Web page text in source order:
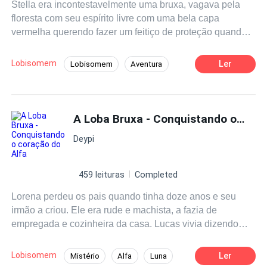
toda libertação vem sem sacrifício.
Stella era incontestavelmente uma bruxa, vagava pela
floresta com seu espírito livre com uma bela capa
vermelha querendo fazer um feitiço de proteção quando
sabia que criaturas diferentes existiam e habitavam em
meio aos humanos: ela podia sentir suas energias
que ela seria sua luna, ele pôde sentir a conexão mais
profunda, mas sua mente vagueava, por que ela tinha
que ser uma bruxa ? Conseguirão deixar as diferenças
de lado e se entregarem por fim aos sentimentos ?
Lobisomem Lobisomem Aventura Ler
A Loba Bruxa - Conquistando o coração do Alfa
Deypi
459 leituras Completed
Lorena perdeu os pais quando tinha doze anos e seu
irmão a criou. Ele era rude e machista, a fazia de
empregada e cozinheira da casa. Lucas vivia dizendo
seria uma ômega. Ela fez 16 anos, a idade da mudança,
Lobisomem Mistério Alfa Luna Ler